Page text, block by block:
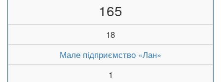
165
18
Мале підприємство «Лан»
1